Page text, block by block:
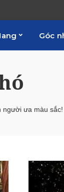
Góc
người ưa màu sắc!